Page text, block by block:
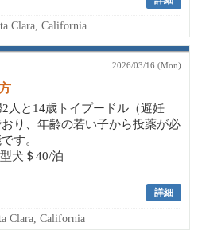
Clara, California
2026/03/16 (Mon)
人と14歳トイプードル（避妊
り、年齢の若い子から投薬が必
す。
型犬＄40/泊
詳細
Clara, California